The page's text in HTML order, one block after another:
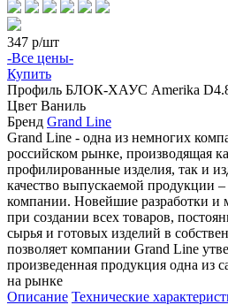
347 р/шт
-Все цены-
Купить
Профиль БЛОК-ХАУС Amerika
Цвет Ваниль
Бренд Grand Line
Grand Line - одна из немногих
российском рынке, производящая
профилированные изделия, так и
качество выпускаемой продукции
компании. Новейшие разработки и
при создании всех товаров,
сырья и готовых изделий в
позволяет компании Grand Line
произведенная продукция одна из
на рынке
Описание Технические